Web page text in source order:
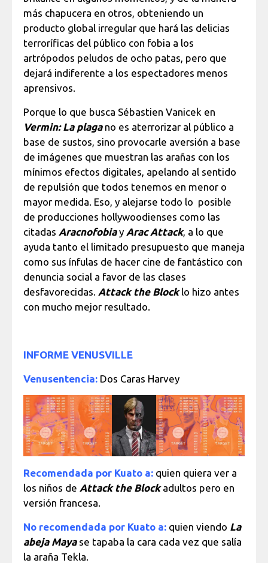
más chapucera en otros, obteniendo un
producto global irregular que hará las delicias
terroríficas del público con fobia a los
artrópodos peludos de ocho patas, pero que
dejará indiferente a los espectadores menos
aprensivos.
Porque lo que busca Sébastien Vanicek en
Vermin: La plagano es aterrorizar al público a
base de sustos, sino provocarle aversión a base
de imágenes que muestran las arañas con los
mínimos efectos digitales, apelando al sentido
de repulsión que todos tenemos en menor o
mayor medida. Eso, y alejarse todo lo posible
de producciones hollywoodienses como las
citadas Aracnofobiay Arac Attack, a lo que
ayuda tanto el limitado presupuesto que maneja
como sus ínfulas de hacer cine de fantástico con
denuncia social a favor de las clases
desfavorecidas. Attack the Blocklo hizo antes
con mucho mejor resultado.
INFORME VENUSVILLE
Venusentencia: Dos Caras Harvey
Recomendada por Kuato a: quien quiera ver a
los niños de Attack the Blockadultos pero en
versión francesa.
No recomendada por Kuato a: quien viendo La
abeja Mayase tapaba la cara cada vez que salía
la araña Tekla.